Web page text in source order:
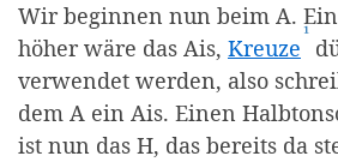
Wir beginnen nun beim A. Ein
höher wäre das Ais, Kreuze¹
verwendet werden, also
dem A ein Ais. Einen
ist nun das H, das bereits da